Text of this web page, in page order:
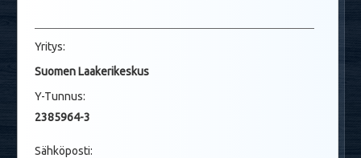
Yritys:
Suomen Laakerikeskus
Y-Tunnus:
2385964-3
Sähköposti: